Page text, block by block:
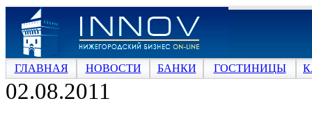
ГЛАВНАЯ НОВОСТИ БАНКИ ГОСТИНИЦЫ
02.08.2011